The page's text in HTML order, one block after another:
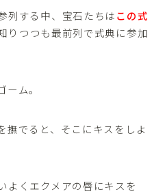
列する中、宝石たちはこの式
りつつも最前列で式典に参加
ム。
撫でると、そこにキスをしよ
よくエクメアの唇にキスを